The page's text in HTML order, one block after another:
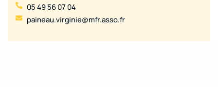
05 49 56 07 04
paineau.virginie@mfr.asso.fr